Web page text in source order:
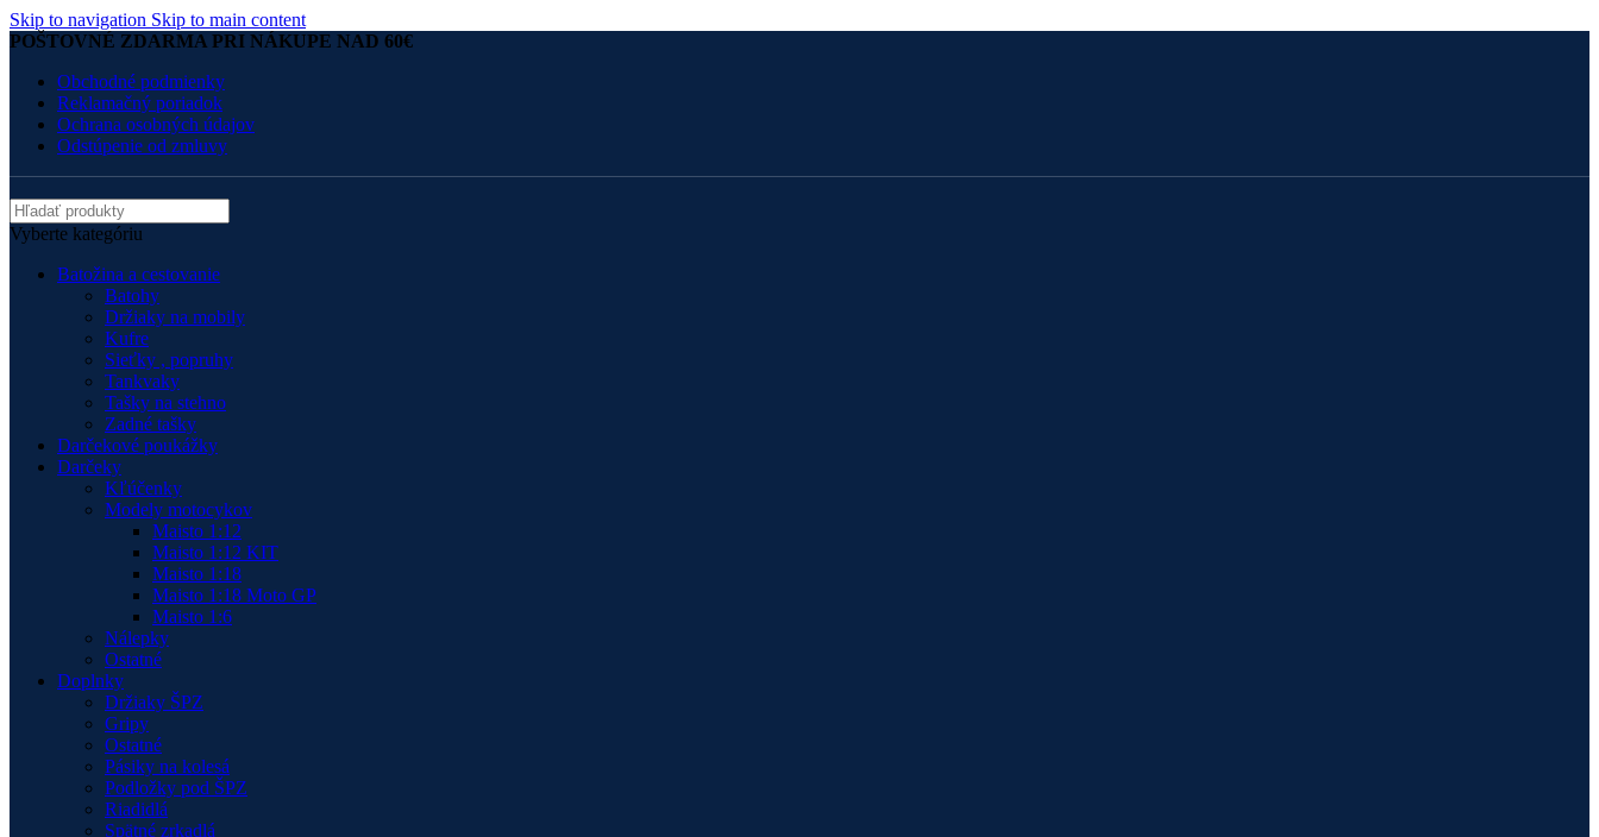
Skip to navigation Skip to main content
POŠTOVNÉ ZDARMA PRI NÁKUPE NAD 60€
Obchodné podmienky
Reklamačný poriadok
Ochrana osobných údajov
Odstúpenie od zmluvy
Vyberte kategóriu
Batožina a cestovanie
Batohy
Držiaky na mobily
Kufre
Sieťky , popruhy
Tankvaky
Tašky na stehno
Zadné tašky
Darčekové poukážky
Darčeky
Kľúčenky
Modely motocykov
Maisto 1:12
Maisto 1:12 KIT
Maisto 1:18
Maisto 1:18 Moto GP
Maisto 1:6
Nálepky
Ostatné
Doplnky
Držiaky ŠPZ
Gripy
Ostatné
Pásiky na kolesá
Podložky pod ŠPZ
Riadidlá
Spätné zrkadlá